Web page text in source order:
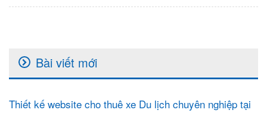
Bài viết mới
Thiết kế website cho thuê xe Du lịch chuyên nghiệp tại